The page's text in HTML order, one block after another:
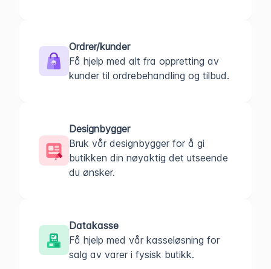
Ordrer/kunder
Få hjelp med alt fra oppretting av
kunder til ordrebehandling og tilbud.
Designbygger
Bruk vår designbygger for å gi
butikken din nøyaktig det utseende
du ønsker.
Datakasse
Få hjelp med vår kasseløsning for
salg av varer i fysisk butikk.